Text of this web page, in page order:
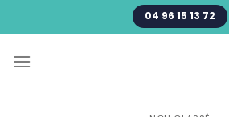
au
04 96 15 13 72